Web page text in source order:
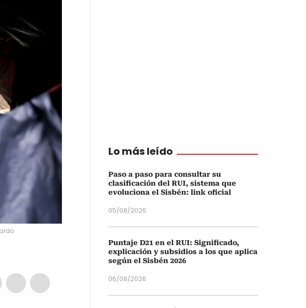
Lo más leído
Paso a paso para consultar su
clasificación del RUI, sistema que
evoluciona el Sisbén: link oficial
05/08/2026
Puntaje D21 en el RUI: Significado,
explicación y subsidios a los que aplica
según el Sisbén 2026
06/08/2026